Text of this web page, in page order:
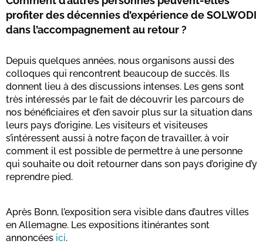
profiter des décennies d’expérience de SOLWODI
dans l’accompagnement au retour ?
Depuis quelques années, nous organisons aussi des
colloques qui rencontrent beaucoup de succès. Ils
donnent lieu à des discussions intenses. Les gens sont
très intéressés par le fait de découvrir les parcours de
nos bénéficiaires et d’en savoir plus sur la situation dans
leurs pays d’origine. Les visiteurs et visiteuses
s’intéressent aussi à notre façon de travailler, à voir
comment il est possible de permettre à une personne
qui souhaite ou doit retourner dans son pays d’origine d’y
reprendre pied.
Après Bonn, l’exposition sera visible dans d’autres villes
en Allemagne. Les expositions itinérantes sont
annoncées ici.